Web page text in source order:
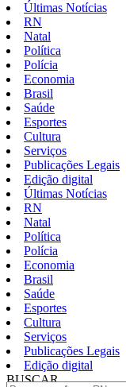
Últimas Notícias
RN
Natal
Política
Polícia
Economia
Brasil
Saúde
Esportes
Cultura
Serviços
Publicações Legais
Edição digital
Últimas Notícias
RN
Natal
Política
Polícia
Economia
Brasil
Saúde
Esportes
Cultura
Serviços
Publicações Legais
Edição digital
BUSCAR